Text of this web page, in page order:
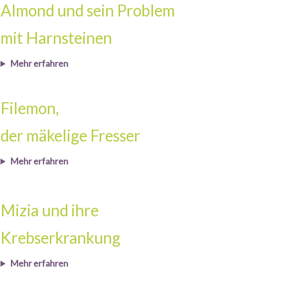
Almond und sein Problem
mit Harnsteinen
Mehr erfahren
Filemon,
der mäkelige Fresser
Mehr erfahren
Mizia und ihre
Krebserkrankung
Mehr erfahren